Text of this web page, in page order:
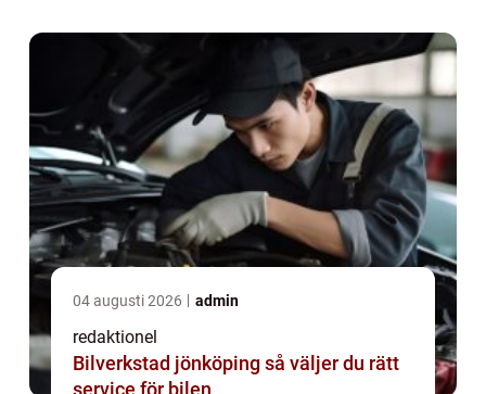
04 augusti 2026 admin
redaktionel
Bilverkstad jönköping så väljer du rätt
service för bilen